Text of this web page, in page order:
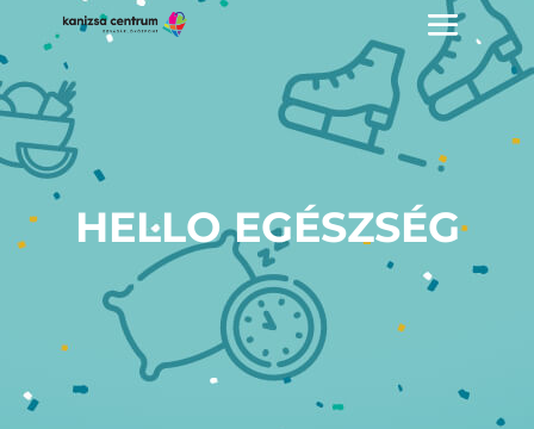
HELLO EGÉSZSÉG